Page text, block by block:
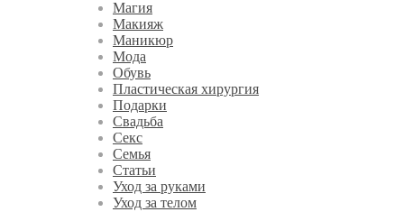
Магия
Макияж
Маникюр
Мода
Обувь
Пластическая хирургия
Подарки
Свадьба
Секс
Семья
Статьи
Уход за руками
Уход за телом